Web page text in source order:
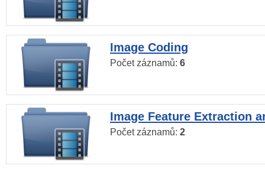
Image Coding
Počet záznamů: 6
Image Feature Extraction
Počet záznamů: 2